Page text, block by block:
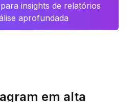
insights de relatórios
aprofundada
em alta